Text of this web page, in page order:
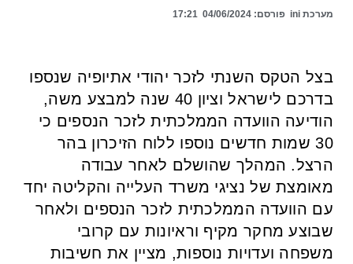
מערכת ini פורסם: 17:21
בצל הטקס השנתי לזכר יהודי אתיופיה שנספו
בדרכם לישראל וציון 40 שנה למבצע משה,
הודיעה הוועדה הממלכתית לזכר הנספים כי
30 שמות חדשים נוספו ללוח הזיכרון בהר
הרצל. המהלך שהושלם לאחר עבודה
מאומצת של נציגי משרד העלייה והקליטה יחד
עם הוועדה הממלכתית לזכר הנספים ולאחר
שבוצע מחקר מקיף וראיונות עם קרובי
משפחה ועדויות נוספות, מציין את חשיבות